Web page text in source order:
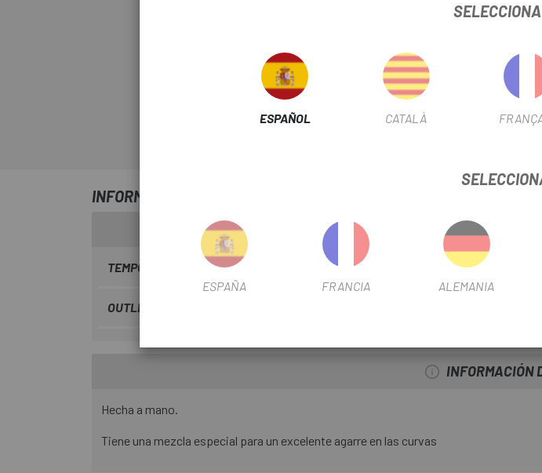
INFORMACIÓN SOBRE CUBIERTA VITTORIA CORSA CX 700
FICHA DE
TEMPORADA 2024
OUTLET
INFORMACIÓN
Hecha a mano.
Tiene una mezcla especial para un excelente agarre en las curvas
ESPAÑOL CATALÀ
ESPAÑA FRANCIA ALEMANIA